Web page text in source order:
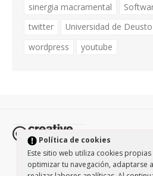
Política de cookies
Este sitio web utiliza cookies
optimizar tu navegación, adaptarse
sinergia macramental
twitter
Universidad de Deusto
wordpress
youtube
Todos los
protegidos por la licencia
NonCommercial-ShareAlike 3.0. /